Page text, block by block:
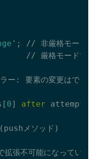
; // 非厳格モードで
// 厳格モードで
: 要素の変更はでき
0] after attempt
メソッド)
拡張不可能になってい